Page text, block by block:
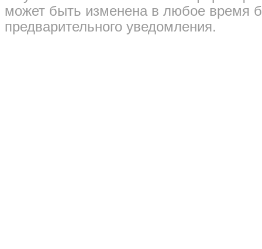
может быть изменена в любое время
предварительного уведомления.